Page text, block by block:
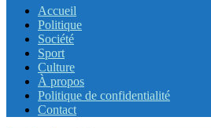
Accueil
Politique
Société
Sport
Culture
À propos
Politique de confidentialité
Contact